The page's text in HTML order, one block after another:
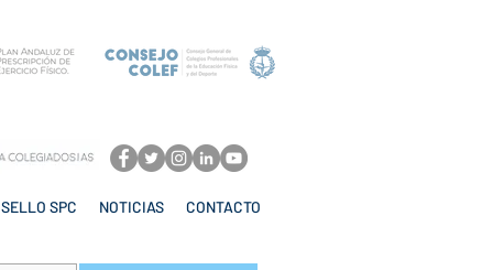
SELLO SPC NOTICIAS CONTACTO